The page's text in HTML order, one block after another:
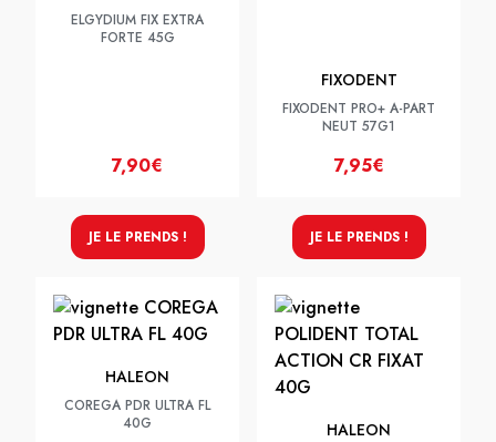
ELGYDIUM FIX EXTRA
FORTE 45G
7,90€
JE LE PRENDS !
FIXODENT
FIXODENT PRO+ A-PART
NEUT 57G1
7,95€
JE LE PRENDS !
HALEON
COREGA PDR ULTRA FL
40G
HALEON